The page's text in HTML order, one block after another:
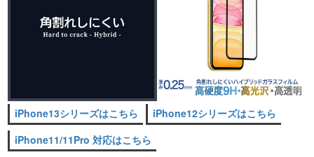
iPhone13シリーズはこちら
iPhone12シリーズはこちら
iPhone11/11Pro 対応はこちら